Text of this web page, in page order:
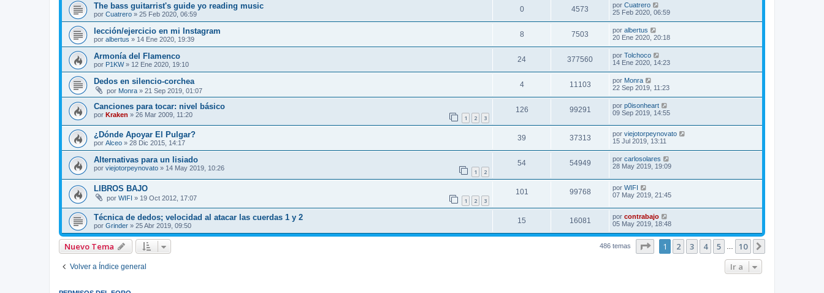
The bass guitarrist's guide yo reading music
por Cuatrero » 25 Feb 2020, 06:59
0 4573 por Cuatrero
25 Feb 2020, 06:59
lección/ejercicio en mi Instagram
por albertus » 14 Ene 2020, 19:39
8 7503 por albertus
20 Ene 2020, 20:18
Armonía del Flamenco
por P1KW» 12 Ene 2020, 19:10
24 377560 por Tolchoco
14 Ene 2020, 14:23
Dedos en silencio-corchea
por Monra » 21 Sep 2019, 01:07
4 11103 por Monra
22 Sep 2019, 11:23
Canciones para tocar: nivel básico
por Kraken » 26 Mar 2009, 11:20 1 2 3
126 99291 por p0isonheart
09 Sep 2019, 14:55
¿Dónde Apoyar El Pulgar?
por Alceo » 28 Dic 2015, 14:17
39 37313 por viejotorpeynovato
15 Jul 2019, 13:11
Alternativas para un lisiado
por viejotorpeynovato » 14 May 2019, 10:26 1 2
54 54949 por carlosolares
28 May 2019, 19:09
LIBROS BAJO
por WIFI » 19 Oct 2012, 17:07 1 2 3
101 99768 por WIFI
07 May 2019, 21:45
Técnica de dedos; velocidad al atacar las cuerdas 1 y 2
por Grinder » 25 Abr 2019, 09:50
15 16081 por contrabajo
05 May 2019, 18:48
Nuevo Tema 486 temas Página de 10
1 2 3 4 5 10
Volver a Índice general Ir a